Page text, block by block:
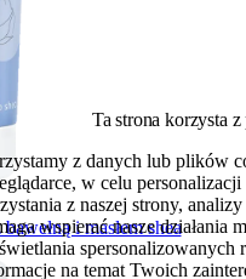
i masłem shea
Ta strona korzysta
z danych lub plików
w celu
z naszej strony,
wspierać nasze działania
spersonalizowanych
na temat Twoich